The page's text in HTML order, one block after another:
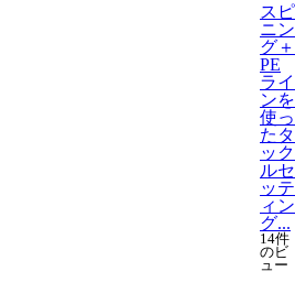
スピ
ニン
グ＋
PE
ライ
ンを
使っ
たタ
ック
ルセ
ッテ
ィン
グ...
14件
のビ
ュー